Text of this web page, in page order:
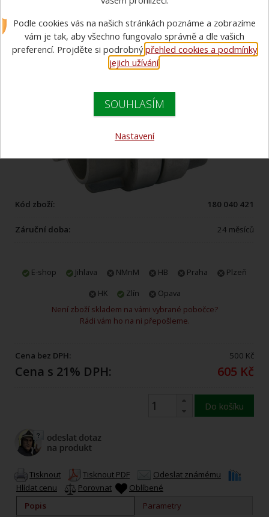
Kód zboží: 180 040 421
Záruční doba: 24 měsíců
E-shop Jihlava NMnM HB Praha
Plzeň
HK
Zlín
Opava
Není zboží skladem na vámi vybrané pobočce?
Rádi vám ho na ni přepošleme.
Cena bez DPH: 500 Kč
Cena s 21% DPH: 605 Kč
Do košíku
Tisknout Tisknout PDF
Odeslat známému
Hlídat cenu
Porovnat
Oblíbené
Popis
Parametry
Podle cookies vás na našich stránkách poznáme a zobrazíme
vám je tak, aby všechno fungovalo správně a dle vašich
preferencí. Projděte si podrobnýpřehled cookies a podmínky
jejich užívání.
SOUHLASÍM
Nastavení